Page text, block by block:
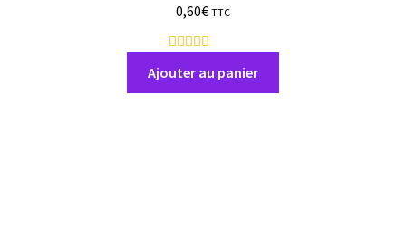
0,60€ TTC
Ajouter au panier